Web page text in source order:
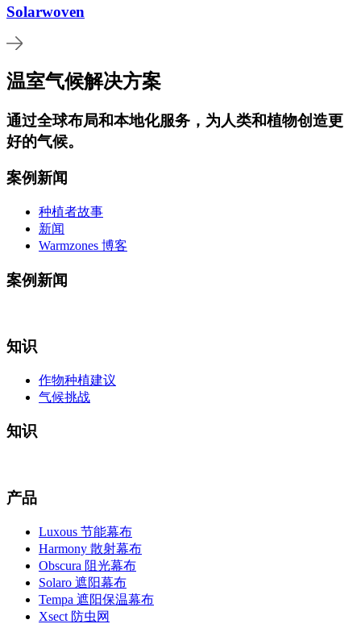
Solarwoven
温室气候解决方案
通过全球布局和本地化服务 ，为人类和植物创造更
好的气候。
案例新闻
种植者故事
新闻
Warmzones 博客
案例新闻
知识
作物种植建议
气候挑战
知识
产品
Luxous 节能幕布
Harmony 散射幕布
Obscura 阻光幕布
Solaro 遮阳幕布
Tempa 遮阳保温幕布
Xsect 防虫网